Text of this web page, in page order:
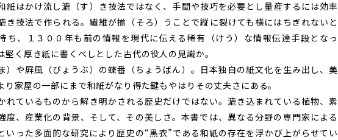
紙はかけ流し漉（す）き技法ではなく、手間や技巧を必要とし量産するには効率
き技法で作られる。繊維が揃（そろ）うことで縦に裂けても横にはちぎれないと
ち、１３００年も前の情報を現代に伝える稀有（けう）な情報伝達手段となっ
堅く厚き紙に書くべしとした古代の役人の見識か。
）や屛風（びょうぶ）の蝶番（ちょうばん）。日本独自の紙文化を生み出し、美
り家屋の一部にまで和紙がなり得た鍵もやはりその丈夫さにある。
れているものから解き明かされる歴史だけではない。漉き込まれている植物、素
度、産業化の背景、そして、その美しさ。本書では、異なる分野の専門家による
いった多面的な研究により歴史の“黒衣”である和紙の存在を浮かび上がらせてい